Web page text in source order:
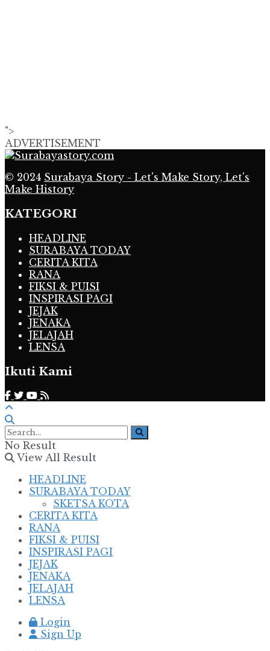
">
ADVERTISEMENT
© 2024 Surabaya Story - Let's Make Story, Let's
Make History
KATEGORI
HEADLINE
SURABAYA TODAY
CERITA KITA
RANA
FIKSI & PUISI
INSPIRASI PAGI
JEJAK
JENAKA
JELAJAH
LENSA
Ikuti Kami
No Result
View All Result
HEADLINE
SURABAYA TODAY
SKETSA KOTA
CERITA KITA
RANA
FIKSI & PUISI
INSPIRASI PAGI
JEJAK
JENAKA
JELAJAH
LENSA
Login
Sign Up